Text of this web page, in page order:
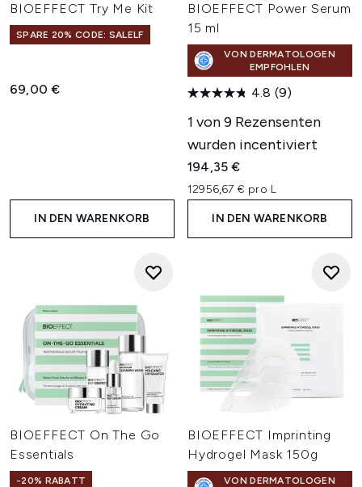
BIOEFFECT Try Me Kit
SPARE 20% CODE: SALELF
69,00 €
IN DEN WARENKORB
BIOEFFECT Power Serum
15 ml
VON DERMATOLOGEN
EMPFOHLEN
4.8 (9)
1 von 9 Rezensenten
wurden incentiviert
194,35 €
12956,67 € pro L
IN DEN WARENKORB
BIOEFFECT On The Go
Essentials
-20% RABATT
BIOEFFECT Imprinting
Hydrogel Mask 150g
VON DERMATOLOGEN